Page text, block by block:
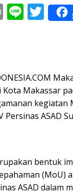
Pr Li T
w
Makassar
kegiatan
ASAD
bentuk
(MoU)
ASAD dalam